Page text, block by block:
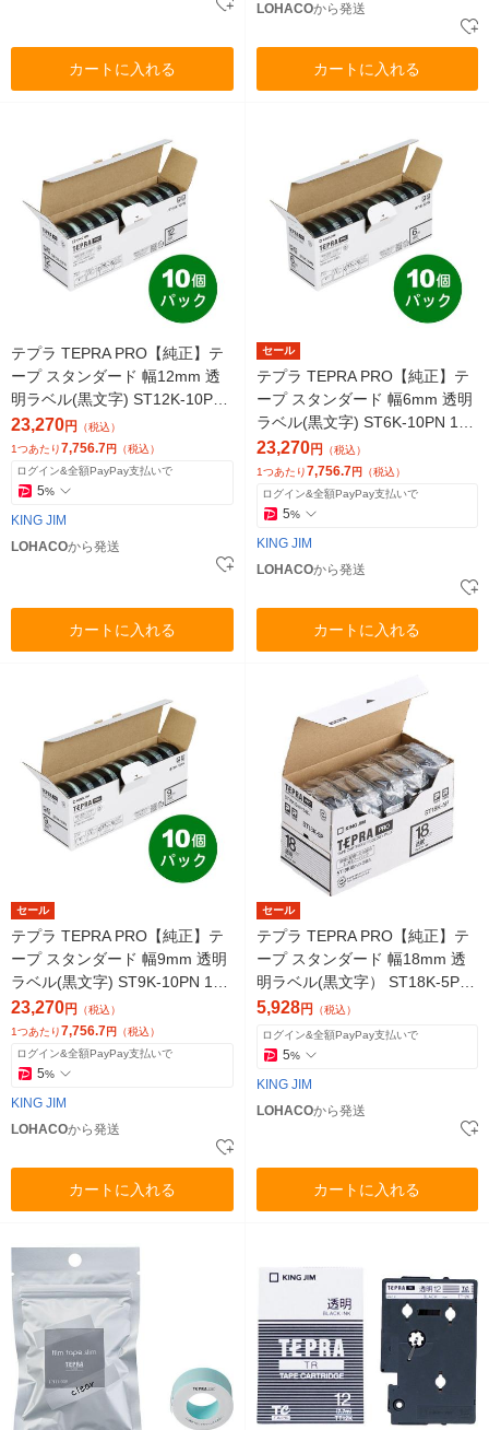
カートに入れる
LOHACOから発送
カートに入れる
テプラ TEPRA PRO【純正】テ
ープ スタンダード 幅12mm 透
明ラベル(黒文字) ST12K-10PN
1セット（30個入）
23,270円 （税込）
1つあたり7,756.7円 （税込）
ログイン&全額PayPay支払いで
5%
KING JIM
LOHACOから発送
カートに入れる
セール
テプラ TEPRA PRO【純正】テ
ープ スタンダード 幅6mm 透明
ラベル(黒文字) ST6K-10PN 1セ
ット（30個入）
23,270円 （税込）
1つあたり7,756.7 円 （税込）
ログイン&全額PayPay支払いで
5%
KING JIM
LOHACOから発送
カートに入れる
セール
テプラ TEPRA PRO【純正】テ
ープ スタンダード 幅9mm 透明
ラベル(黒文字) ST9K-10PN 1セ
ット（30個入）
23,270円
（税込）
1つあたり7,756.7円 （税込）
ログイン&全額PayPay支払いで
5%
KING JIM
LOHACOから発送
カートに入れる
セール
テプラ TEPRA PRO【純正】テ
ープ スタンダード 幅18mm 透
明ラベル(黒文字） ST18K-5P 1
セット（5個入） キングジム
5,928円 （税込）
ログイン&全額PayPay支払いで
5%
KING JIM
LOHACOから発送
カートに入れる